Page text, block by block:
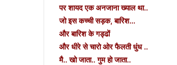
पर शायद एक अनजाना ख्याल था..
जो इस कच्ची सड़क, बारिश…
और बारिश के गड्ढों
और धीरे से चारो ओर फैलती धुंध ..
मै.. खो जाता.. गुम हो जाता..